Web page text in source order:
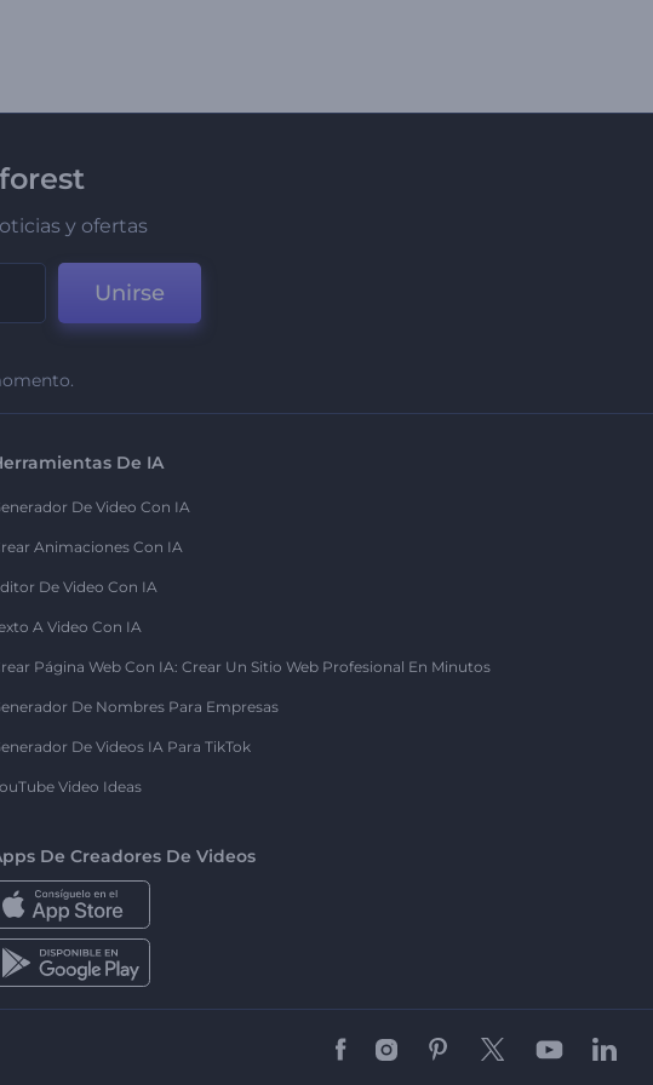
y ofertas
Unirse
De IA
De Video Con IA
Animaciones Con IA
De Video Con IA
A Video Con IA
Página Web Con IA: Crear Un Sitio Web Profesional En Minutos
De Nombres Para Empresas
De Videos IA Para TikTok
Video Ideas
De Creadores De Videos